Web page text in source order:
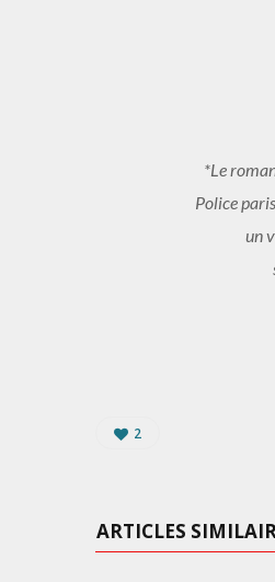
*Le
Police
un
2
ARTICLES